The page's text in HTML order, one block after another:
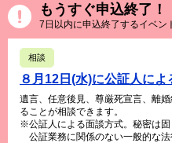
もうすぐ申込終了！
7日以内に申込終了するイベン
相談
８月12日(水)に公証人に
遺言、任意後見、尊厳死宣言、離
ることが相談できます。
※公証人による面談方式。秘密は固
公証業務に関係のない一般的な法